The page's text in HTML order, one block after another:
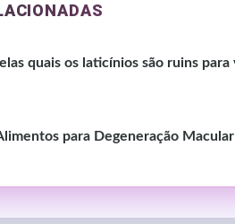
quais os laticínios são ruins para
para Degeneração Macular